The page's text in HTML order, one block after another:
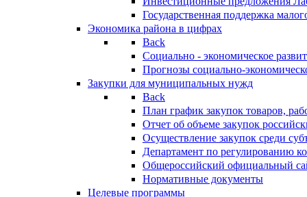
Государственная поддержка
Экономика района в цифрах
Back
Социально - экономическое
Прогнозы социально-
Закупки для муниципальных нужд
Back
План график закупок товаров,
Отчет об объеме закупок
Осуществление закупок среди
Департамент по регулированию
Общероссийский официальный
Нормативные документы
Целевые программы